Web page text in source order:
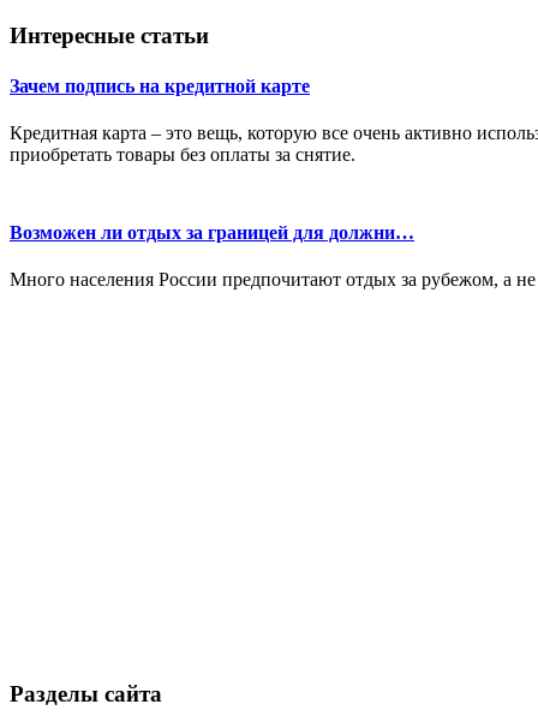
Интересные статьи
Зачем подпись на кредитной карте
Кредитная карта – это вещь, которую все очень активно
приобретать товары без оплаты за снятие.
Возможен ли отдых за границей для должни…
Много населения России предпочитают отдых за рубежом, а
Разделы сайта